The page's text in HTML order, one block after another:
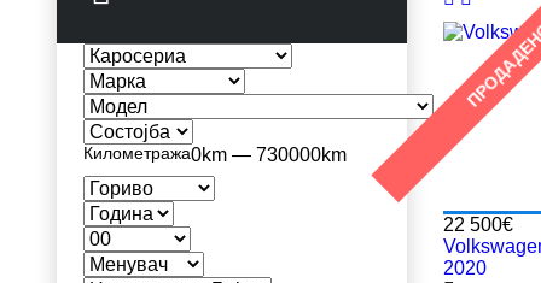
Километража0km — 730000km
22 500€
2020